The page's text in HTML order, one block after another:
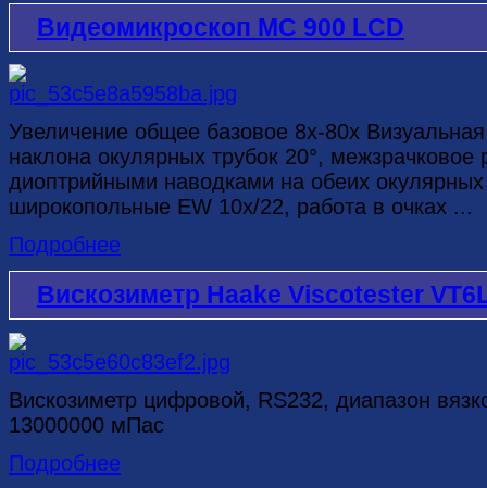
Видеомикроскоп MC 900 LCD
Увеличение общее базовое 8х-80х
наклона окулярных трубок 20°,
диоптрийными наводками на обеих
широкопольные ЕW 10х/22, работа в очках ...
Подробнее
Вискозиметр Haake Viscotester
Вискозиметр цифровой, RS232, диапазон
13000000 мПас
Подробнее